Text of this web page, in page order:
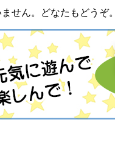
せん。どなたもどうぞ